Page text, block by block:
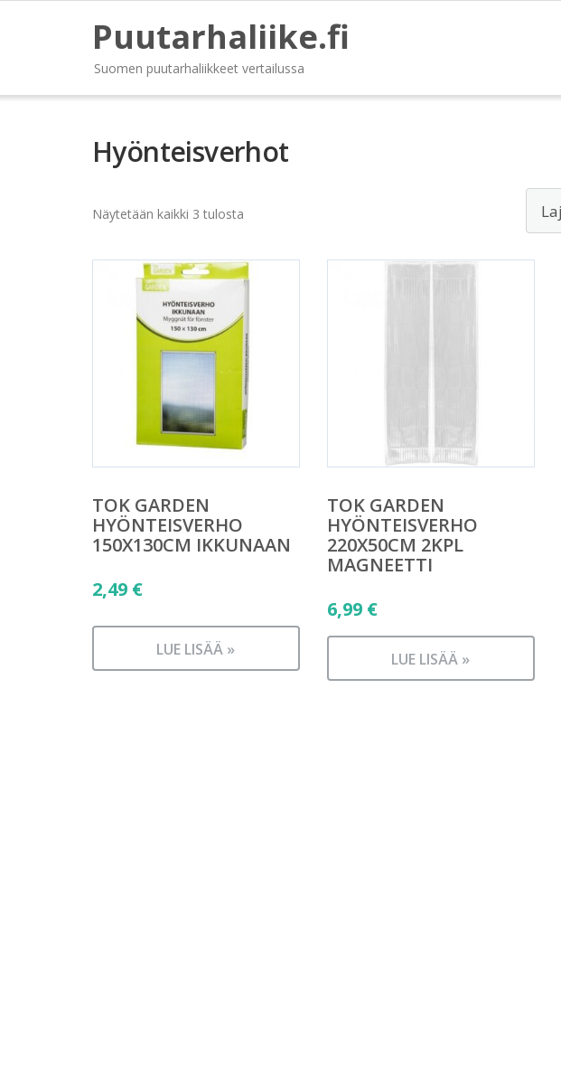
Puutarhaliike.fi
Suomen puutarhaliikkeet vertailussa
Hyönteisverhot
Näytetään kaikki 3 tulosta
TOK GARDEN
HYÖNTEISVERHO
150X130CM IKKUNAAN
2,49 €
LUE LISÄÄ »
TOK GARDEN
HYÖNTEISVERHO
220X50CM 2KPL
MAGNEETTI
6,99 €
LUE LISÄÄ »